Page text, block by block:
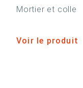
Mortier et colle
Voir le produit